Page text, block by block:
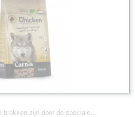
brokken zijn door de speciale…